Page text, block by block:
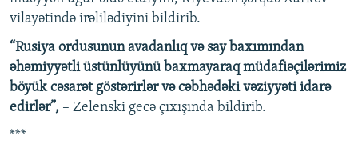
vilayətində irəlilədiyini bildirib.
“Rusiya ordusunun avadanlıq və say baxımından
əhəmiyyətli üstünlüyünü baxmayaraq müdafiəçilərimiz
böyük cəsarət göstərirlər və cəbhədəki vəziyyəti idarə
edirlər”, – Zelenski gecə çıxışında bildirib.
***